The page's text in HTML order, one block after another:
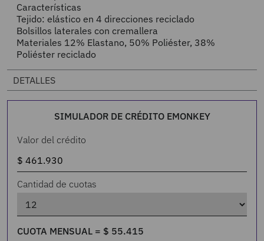
Características
Tejido: elástico en 4 direcciones reciclado
Bolsillos laterales con cremallera
Materiales 12% Elastano, 50% Poliéster, 38%
Poliéster reciclado
DETALLES
SIMULADOR DE CRÉDITO EMONKEY
Valor del crédito
Cantidad de cuotas
CUOTA MENSUAL = $ 55.415